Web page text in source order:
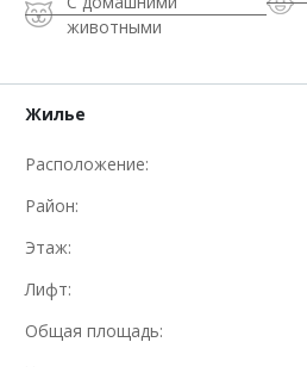
животными
Жилье
Расположение:
Район:
Этаж:
Лифт:
Общая площадь: